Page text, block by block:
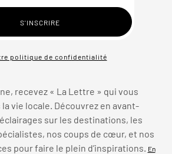
politique de confidentialité
recevez « La Lettre » qui vous
vie locale. Découvrez en avant-
sur les destinations, les
nos coups de cœur, et nos
pour faire le plein d’inspirations. En